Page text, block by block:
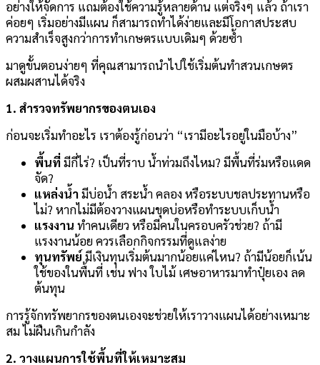
อย่างให้จัดการ แถมต้องใช้ความรู้หลายด้าน แต่จริงๆ แล้ว ถ้าเรา
ค่อยๆ เริ่มอย่างมีแผน ก็สามารถทำได้ง่ายและมีโอกาสประสบ
ความสำเร็จสูงกว่าการทำเกษตรแบบเดิมๆ ด้วยซ้ำ
มาดูขั้นตอนง่ายๆ ที่คุณสามารถนำไปใช้เริ่มต้นทำสวนเกษตร
ผสมผสานได้จริง
1. สำรวจทรัพยากรของตนเอง
ก่อนจะเริ่มทำอะไร เราต้องรู้ก่อนว่า “เรามีอะไรอยู่ในมือบ้าง”
พื้นที่มีกี่ไร่? เป็นที่ราบ น้ำท่วมถึงไหม? มีพื้นที่ร่มหรือแดด
จัด?
แหล่งน้ำมีบ่อน้ำ สระน้ำ คลอง หรือระบบชลประทานหรือ
ไม่? หากไม่มีต้องวางแผนขุดบ่อหรือทำระบบเก็บน้ำ
แรงงาน ทำคนเดียว หรือมีคนในครอบครัวช่วย? ถ้ามี
แรงงานน้อย ควรเลือกกิจกรรมที่ดูแลง่าย
ทุนทรัพย์ มีเงินทุนเริ่มต้นมากน้อยแค่ไหน? ถ้ามีน้อยก็เน้น
ใช้ของในพื้นที่ เช่น ฟาง ใบไม้ เศษอาหารมาทำปุ๋ยเอง ลด
ต้นทุน
การรู้จักทรัพยากรของตนเองจะช่วยให้เราวางแผนได้อย่างเหมาะ
สม ไม่ฝืนเกินกำลัง
2. วางแผนการใช้พื้นที่ให้เหมาะสม